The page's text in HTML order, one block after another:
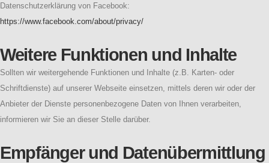
Datenschutzerklärung von Facebook:
https://www.facebook.com/about/privacy/
Weitere Funktionen und Inhalte
Sollten wir weitergehende Funktionen und Inhalte (z.B. Karten- oder
Schriftdienste) auf unserer Webseite einsetzen, mittels deren wir oder der
Anbieter der Dienste personenbezogene Daten von Ihnen verarbeiten,
informieren wir Sie an dieser Stelle darüber.
Empfänger und Datenübermittlung